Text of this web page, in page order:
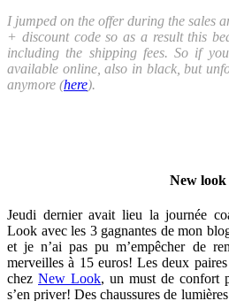
I jumped on the offer during the sales
+ discount code so as a result this
including the shipping fees. So if
available online, also in black, but
anymore (here).
New look
Jeudi dernier avait lieu la journée
Look avec les 3 gagnantes de mon
et je n’ai pas pu m’empêcher de
merveilles à 15 euros! Les deux
chez New Look, un must de confort
s’en priver! Des chaussures de